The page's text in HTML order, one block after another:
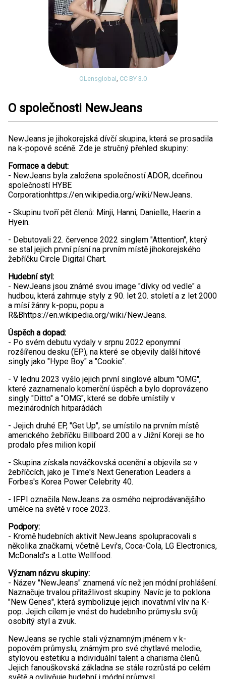
OLensglobal CC BY 3.0
O společnosti NewJeans
NewJeans je jihokorejská dívčí skupina, která se prosadila
na k-popové scéně. Zde je stručný přehled skupiny:
Formace a debut:
- NewJeans byla založena společností ADOR, dceřinou
společností HYBE
Corporationhttps://en.wikipedia.org/wiki/NewJeans.
- Skupinu tvoří pět členů: Minji, Hanni, Danielle, Haerin a
Hyein.
- Debutovali 22. července 2022 singlem "Attention", který
se stal jejich první písní na prvním místě jihokorejského
žebříčku Circle Digital Chart.
Hudební styl:
- NewJeans jsou známé svou image "dívky od vedle" a
hudbou, která zahrnuje styly z 90. let 20. století a z let 2000
a mísí žánry k-popu, popu a
R&Bhttps://en.wikipedia.org/wiki/NewJeans.
Úspěch a dopad:
- Po svém debutu vydaly v srpnu 2022 eponymní
rozšířenou desku (EP), na které se objevily další hitové
singly jako "Hype Boy" a "Cookie".
- V lednu 2023 vyšlo jejich první singlové album "OMG",
které zaznamenalo komerční úspěch a bylo doprovázeno
singly "Ditto" a "OMG", které se dobře umístily v
mezinárodních hitparádách
- Jejich druhé EP, "Get Up", se umístilo na prvním místě
amerického žebříčku Billboard 200 a v Jižní Koreji se ho
prodalo přes milion kopií
- Skupina získala nováčkovská ocenění a objevila se v
žebříčcích, jako je Time's Next Generation Leaders a
Forbes's Korea Power Celebrity 40.
- IFPI označila NewJeans za osmého nejprodávanějšího
umělce na světě v roce 2023.
Podpory:
- Kromě hudebních aktivit NewJeans spolupracovali s
několika značkami, včetně Levi's, Coca-Cola, LG Electronics,
McDonald's a Lotte Wellfood.
Význam názvu skupiny:
- Název "NewJeans" znamená víc než jen módní prohlášení.
Naznačuje trvalou přitažlivost skupiny. Navíc je to poklona
"New Genes", která symbolizuje jejich inovativní vliv na K-
pop. Jejich cílem je vnést do hudebního průmyslu svůj
osobitý styl a zvuk.
NewJeans se rychle stali významným jménem v k-
popovém průmyslu, známým pro své chytlavé melodie,
stylovou estetiku a individuální talent a charisma členů.
Jejich fanouškovská základna se stále rozrůstá po celém